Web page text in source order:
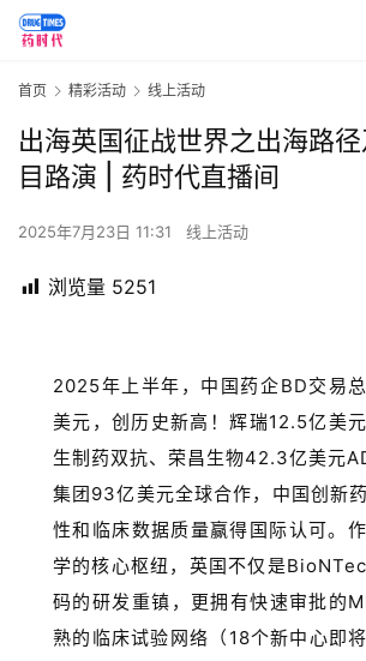
首页 精彩活动 线上活动
出海英国征战世界之出海路
目路演 | 药时代直播间
2025年7月23日 11:31 线上活动
浏览量 5251
2025年上半年，中国药企BD交易
美元，创历史新高！辉瑞12.5亿美
生制药双抗、荣昌生物42.3亿美元
集团93亿美元全球合作，中国创新
性和临床数据质量赢得国际认可。
学的核心枢纽，英国不仅是
码的研发重镇，更拥有快速审批的
熟的临床试验网络（18个新中心即